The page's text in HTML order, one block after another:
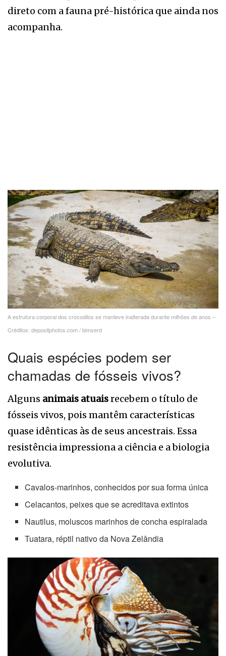
direto com a fauna pré-histórica que ainda nos
acompanha.
A estrutura corporal dos crocodilos se manteve inalterada durante milhões de anos –
Créditos: depositphotos.com / bimserd
Quais espécies podem ser
chamadas de fósseis vivos?
Alguns animais atuaisrecebem o título de
fósseis vivos, pois mantêm características
quase idênticas às de seus ancestrais. Essa
resistência impressiona a ciência e a biologia
evolutiva.
Cavalos-marinhos, conhecidos por sua forma única
Celacantos, peixes que se acreditava extintos
Nautilus, moluscos marinhos de concha espiralada
Tuatara, réptil nativo da Nova Zelândia